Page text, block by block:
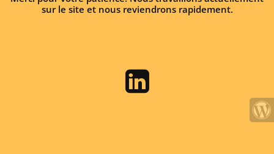
sur le site et nous reviendrons rapidement.